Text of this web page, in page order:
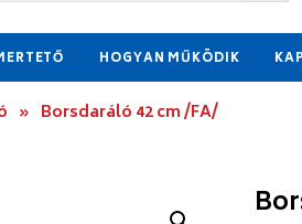
HOGYAN MŰKÖDIK
» Borsdaráló 42 cm /FA/